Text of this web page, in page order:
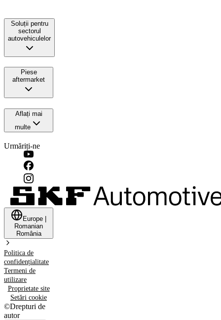
Soluții pentru
sectorul
autovehiculelor
Piese
aftermarket
Aflați mai
multe
Urmăriți-ne
Europe
Romanian
România
Politica de
confidențialitate
Termeni de
utilizare
Proprietate site
Setări cookie
©Drepturi de
autor